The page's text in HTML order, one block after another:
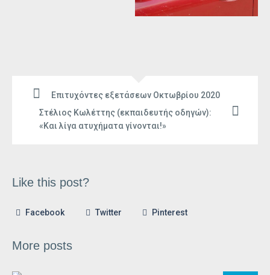
Επιτυχόντες εξετάσεων Οκτωβρίου 2020
Στέλιος Κωλέττης (εκπαιδευτής οδηγών):
«Και λίγα ατυχήματα γίνονται!»
Like this post?
Facebook Twitter Pinterest
More posts